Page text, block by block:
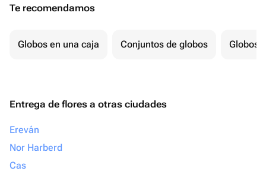
Te recomendamos
Globos en una caja Conjuntos de globos Globos
Entrega de flores a otras ciudades
Ereván
Nor Harberd
Cas